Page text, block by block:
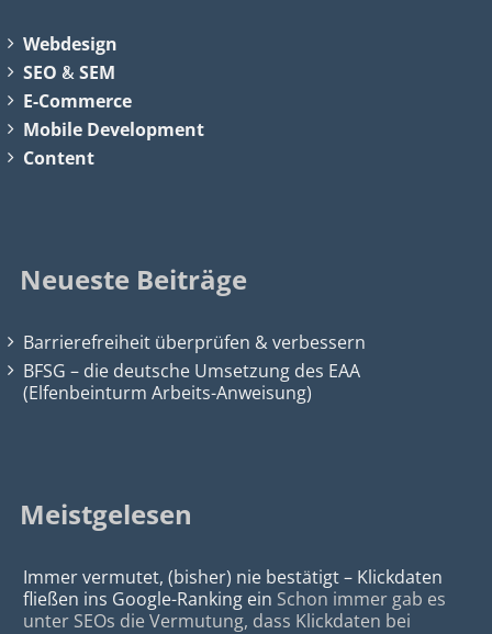
Webdesign
SEO &SEM
E-Commerce
Mobile Development
Content
Neueste Beiträge
Barrierefreiheit überprüfen & verbessern
BFSG – die deutsche Umsetzung des EAA
(Elfenbeinturm Arbeits-Anweisung)
Meistgelesen
Immer vermutet, (bisher) nie bestätigt – Klickdaten
fließen ins Google-Ranking ein Schon immer gab es
unter SEOs die Vermutung, dass Klickdaten bei